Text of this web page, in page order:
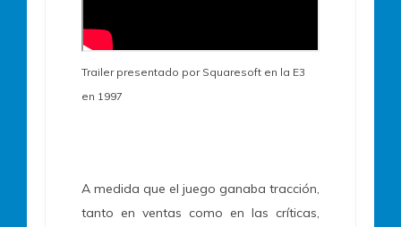
Trailer presentado por Squaresoft en la E3
en 1997
A medida que el juego ganaba tracción,
tanto en ventas como en las críticas,